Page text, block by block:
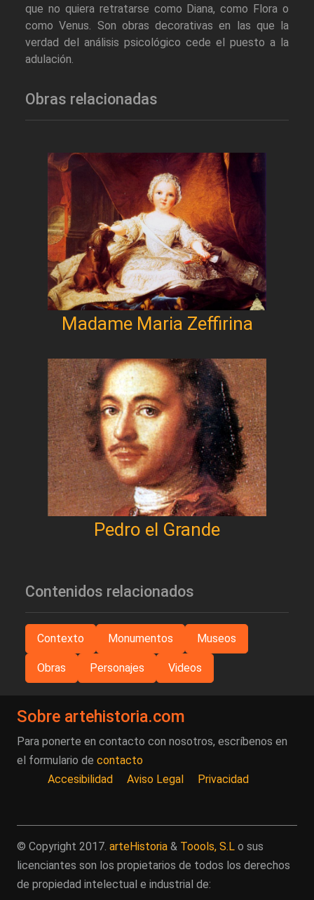
que no quiera retratarse como Diana, como Flora o
como Venus. Son obras decorativas en las que la
verdad del análisis psicológico cede el puesto a la
adulación.
Obras relacionadas
Madame Maria Zeffirina
Pedro el Grande
Contenidos relacionados
Contexto Monumentos Museos
Obras Personajes Videos
Sobre artehistoria.com
Para ponerte en contacto con nosotros, escríbenos en
el formulario de contacto
Accesibilidad
Aviso Legal Privacidad
© Copyright 2017. arteHistoria & Toools, S.L o sus
licenciantes son los propietarios de todos los derechos
de propiedad intelectual e industrial de: